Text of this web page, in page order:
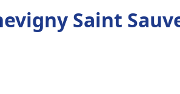
Saint